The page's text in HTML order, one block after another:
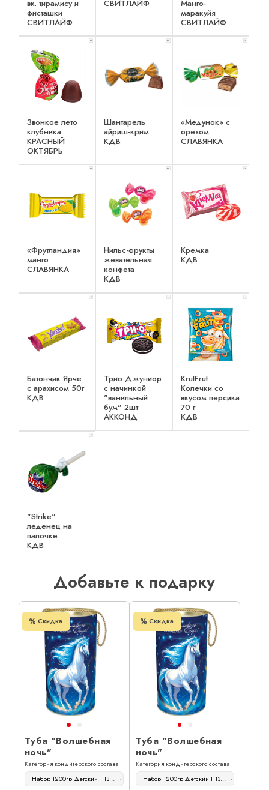
вк. тирамису и
фисташки
СВИТЛАЙФ
СВИТЛАЙФ
Манго-
маракуйя
СВИТЛАЙФ
Звонкое лето
клубника
КРАСНЫЙ
ОКТЯБРЬ
Шантарель
айриш-крим
КДВ
«Медунок» с
орехом
СЛАВЯНКА
x 2
«Фрутландия»
манго
СЛАВЯНКА
x 3
Нильс-фрукты
жевательная
конфета
КДВ
x 3
Кремка
КДВ
x 1
Батончик Ярче
с арахисом 50г
КДВ
x 2
Трио Джуниор
с начинкой
"ванильный
бум" 2шт
АККОНД
x 1
KrutFrut
Колечки со
вкусом персика
70 г
КДВ
x 1
"Strike"
леденец на
палочке
КДВ
Добавьте к подарку
Скидка
Туба "Волшебная
ночь"
Категория кондитерского состава
Набор 1200гр Детский | 1347 руб
Скидка
Туба "Волшебная
ночь"
Категория кондитерского состава
Набор 1200гр Детский | 1347 руб